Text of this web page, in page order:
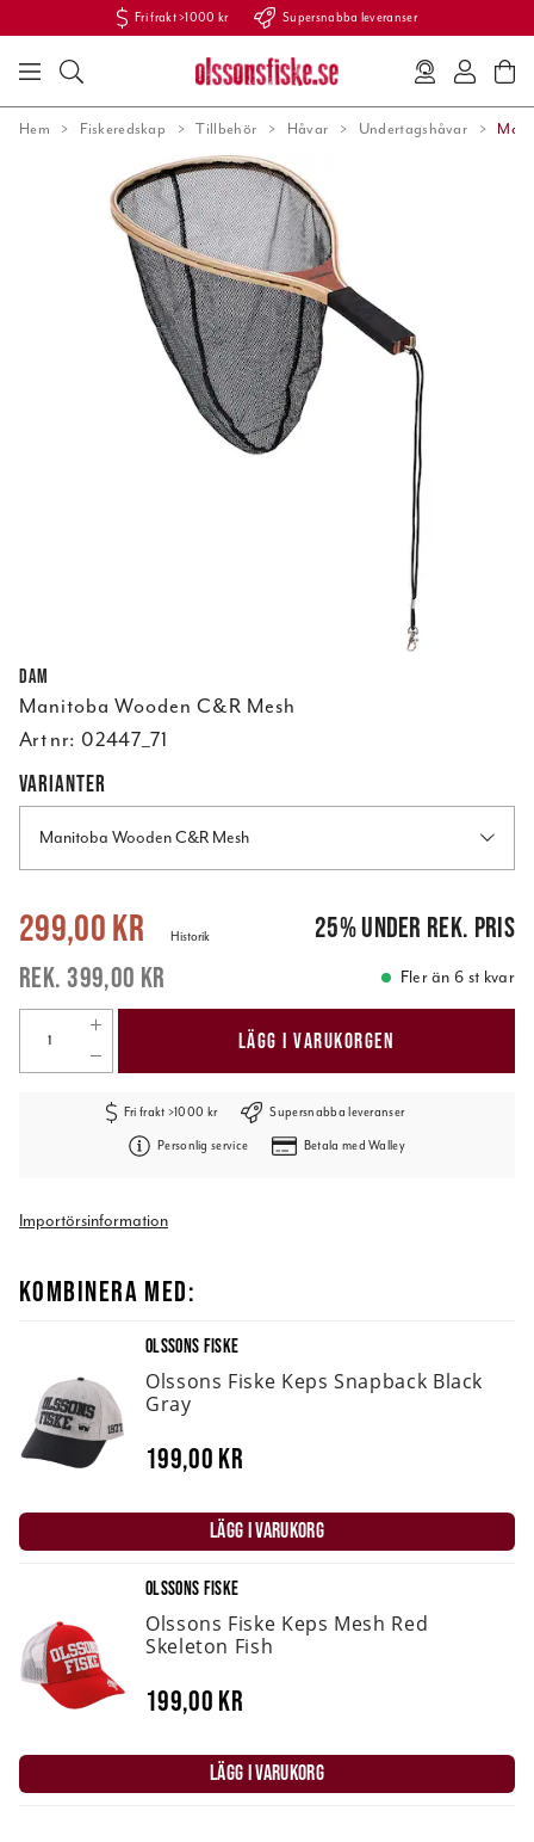
Fri frakt >1000 kr Supersnabba leveranser
Hem Fiskeredskap Tillbehör Håvar Undertagshåvar
DAM
Manitoba Wooden C&R Mesh
Art nr: 02447_71
VARIANTER
Manitoba Wooden C&R Mesh
Nuvarande pris:299,00 kr 399,00 kr
299,00 kr
399,00 kr
Historik 25%under rek. pris
Fler än 6 st kvar
LÄGG I VARUKORGEN
Fri frakt >1000 kr Supersnabba leveranser
Personlig service Betala med Walley
Importörsinformation
KOMBINERA MED:
OLSSONS FISKE
Olssons Fiske Keps Snapback Black
Gray
199,00 kr
LÄGG I VARUKORG
OLSSONS FISKE
Olssons Fiske Keps Mesh Red
Skeleton Fish
199,00 kr
LÄGG I VARUKORG